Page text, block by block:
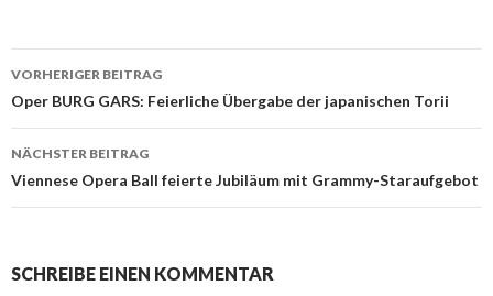
Beitrags-
Navigation
VORHERIGER BEITRAG
Oper BURG GARS: Feierliche Übergabe der japanischen Torii
NÄCHSTER BEITRAG
Viennese Opera Ball feierte Jubiläum mit Grammy-Staraufgebot
SCHREIBE EINEN KOMMENTAR